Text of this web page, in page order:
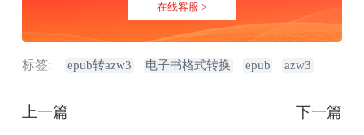
在线客服 >
标签: epub转azw3 电子书格式转换 epub azw3
上一篇 下一篇